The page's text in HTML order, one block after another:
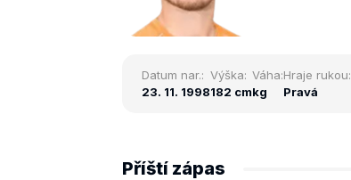
Datum nar.:
23. 11. 1998
Výška:
182 cm
Váha:
kg
Hraje rukou:
Pravá
Příští zápas